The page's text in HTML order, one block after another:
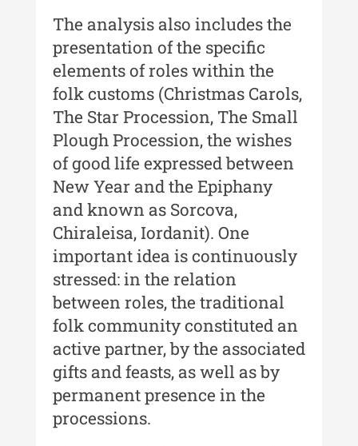
XIV / Nr. 14 / 2020
Buletinul Muzeului Științei și
Tehnicii ”Ștefan Procopiu” - An
XII / Nr. 13 / 2019
Indexul Complet
Buletinul Centrului de Cercetare și
Conservare-Restaurare a
Patrimoniului
Buletinul Centrului de Cercetare
și Conservare-Restaurare a
Patrimoniului - 2021
Buletinul Centrului de Cercetare
și Conservare-Restaurare a
Patrimoniului - 2020
Buletinul Centrului de Cercetare
și Conservare-Restaurare a
Patrimoniului - 2019
The analysis also includes the
presentation of the specific
elements of roles within the
folk customs (Christmas Carols,
The Star Procession, The Small
Plough Procession, the wishes
of good life expressed between
New Year and the Epiphany
and known as Sorcova,
Chiraleisa, Iordanit). One
important idea is continuously
stressed: in the relation
between roles, the traditional
folk community constituted an
active partner, by the associated
gifts and feasts, as well as by
permanent presence in the
processions.